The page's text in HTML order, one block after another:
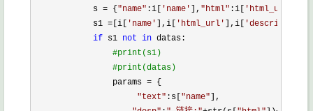
            s
= { "name" :i[ ' name ' ], "html" :i[ ' html_url
            s1
=[i[ ' name ' ],i[ ' html_url ' ],i[ 'description
if s1 not in datas:
#print(s1)
#print(datas)
                params =
{
"text" :s[ "name" ],